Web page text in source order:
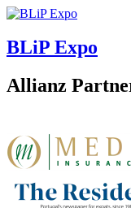
BLiP Expo
Allianz